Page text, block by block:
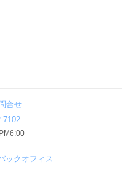
合せ
7102
ックオフィス